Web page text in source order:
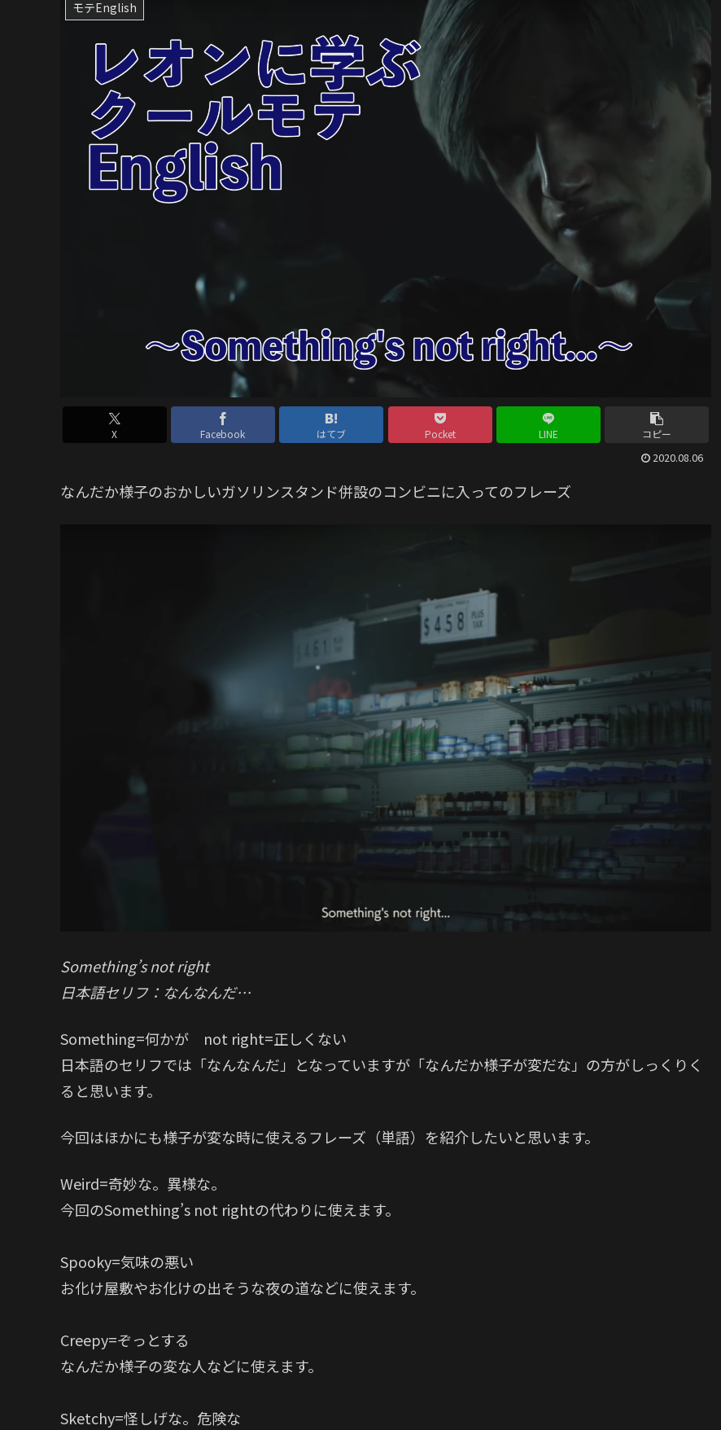
モテEnglish
X Facebook はてブ Pocket LINE コピー
2020.08.06
なんだか様子のおかしいガソリンスタンド併設のコンビニに入ってのフレーズ
Something’s not right
日本語セリフ：なんなんだ…
Something=何かが not right=正しくない
日本語のセリフでは「なんなんだ」となっていますが「なんだか様子が変だな」の方がしっくりく
ると思います。
今回はほかにも様子が変な時に使えるフレーズ（単語）を紹介したいと思います。
Weird=奇妙な。異様な。
今回のSomething’s not rightの代わりに使えます。
Spooky=気味の悪い
お化け屋敷やお化けの出そうな夜の道などに使えます。
Creepy=ぞっとする
なんだか様子の変な人などに使えます。
Sketchy=怪しげな。危険な